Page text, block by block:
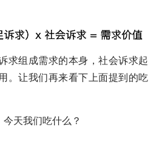
求组成需求的本身，社会诉求起
。让我们再来看下上面提到的吃
天我们吃什么？